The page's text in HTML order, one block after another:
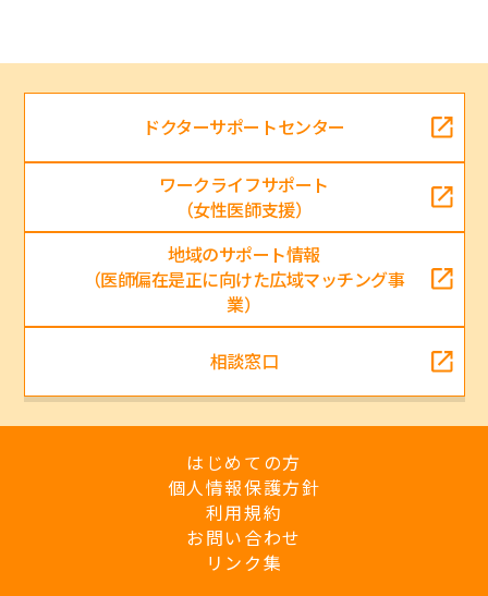
ドクターサポートセンター
ワークライフサポート
（女性医師支援）
地域のサポート情報
（医師偏在是正に向けた広域マッチング事
業）
相談窓口
はじめての方
個人情報保護方針
利用規約
お問い合わせ
リンク集